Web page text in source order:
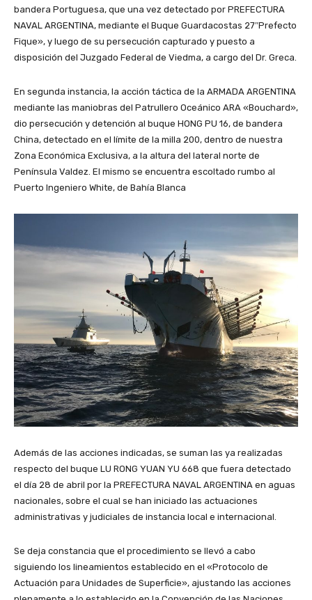
bandera Portuguesa, que una vez detectado por PREFECTURA
NAVAL ARGENTINA, mediante el Buque Guardacostas 27″Prefecto
Fique», y luego de su persecución capturado y puesto a
disposición del Juzgado Federal de Viedma, a cargo del Dr. Greca.
En segunda instancia, la acción táctica de la ARMADA ARGENTINA
mediante las maniobras del Patrullero Oceánico ARA «Bouchard»,
dio persecución y detención al buque HONG PU 16, de bandera
China, detectado en el límite de la milla 200, dentro de nuestra
Zona Económica Exclusiva, a la altura del lateral norte de
Península Valdez. El mismo se encuentra escoltado rumbo al
Puerto Ingeniero White, de Bahía Blanca
Además de las acciones indicadas, se suman las ya realizadas
respecto del buque LU RONG YUAN YU 668 que fuera detectado
el día 28 de abril por la PREFECTURA NAVAL ARGENTINA en aguas
nacionales, sobre el cual se han iniciado las actuaciones
administrativas y judiciales de instancia local e internacional.
Se deja constancia que el procedimiento se llevó a cabo
siguiendo los lineamientos establecido en el «Protocolo de
Actuación para Unidades de Superficie», ajustando las acciones